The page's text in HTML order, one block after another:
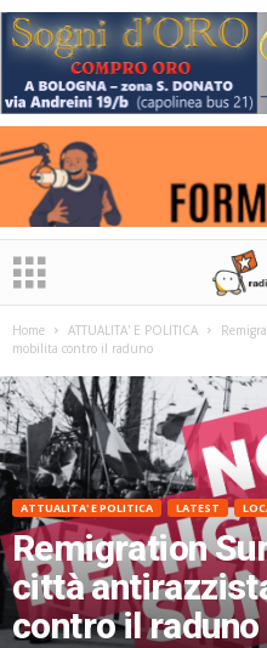
Home ATTUALITA' E POLITICA
mobilita contro il raduno
ATTUALITA' E POLITICA LATEST
Remigration
città
contro il raduno